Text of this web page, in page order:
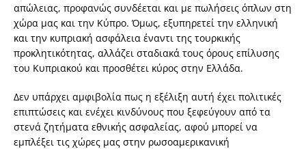
απώλειας, προφανώς συνδέεται και με πωλήσεις όπλων στη
χώρα μας και την Κύπρο. Όμως, εξυπηρετεί την ελληνική
και την κυπριακή ασφάλεια έναντι της τουρκικής
προκλητικότητας, αλλάζει σταδιακά τους όρους επίλυσης
του Κυπριακού και προσθέτει κύρος στην Ελλάδα.
Δεν υπάρχει αμφιβολία πως η εξέλιξη αυτή έχει πολιτικές
επιπτώσεις και ενέχει κινδύνους που ξεφεύγουν από τα
στενά ζητήματα εθνικής ασφαλείας, αφού μπορεί να
εμπλέξει τις χώρες μας στην ρωσοαμερικανική